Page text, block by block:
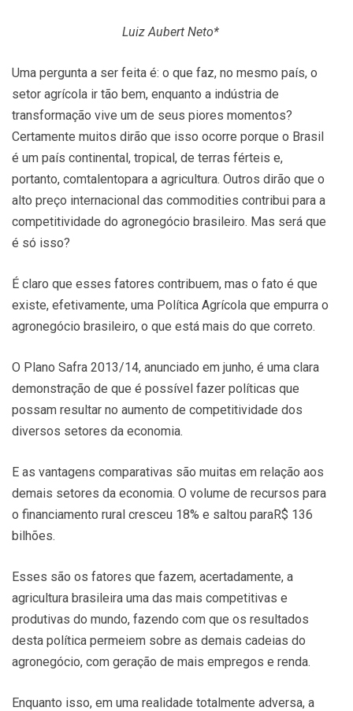
Luiz Aubert Neto*
Uma pergunta a ser feita é: o que faz, no mesmo país, o
setor agrícola ir tão bem, enquanto a indústria de
transformação vive um de seus piores momentos?
Certamente muitos dirão que isso ocorre porque o Brasil
é um país continental, tropical, de terras férteis e,
portanto, comtalentopara a agricultura. Outros dirão que o
alto preço internacional das commodities contribui para a
competitividade do agronegócio brasileiro. Mas será que
é só isso?
É claro que esses fatores contribuem, mas o fato é que
existe, efetivamente, uma Política Agrícola que empurra o
agronegócio brasileiro, o que está mais do que correto.
O Plano Safra 2013/14, anunciado em junho, é uma clara
demonstração de que é possível fazer políticas que
possam resultar no aumento de competitividade dos
diversos setores da economia.
E as vantagens comparativas são muitas em relação aos
demais setores da economia. O volume de recursos para
o financiamento rural cresceu 18% e saltou paraR$ 136
bilhões.
Esses são os fatores que fazem, acertadamente, a
agricultura brasileira uma das mais competitivas e
produtivas do mundo, fazendo com que os resultados
desta política permeiem sobre as demais cadeias do
agronegócio, com geração de mais empregos e renda.
Enquanto isso, em uma realidade totalmente adversa, a